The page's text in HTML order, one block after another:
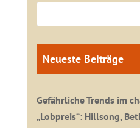
Neueste Beiträge
Gefährliche Trends im
„Lobpreis“: Hillsong,